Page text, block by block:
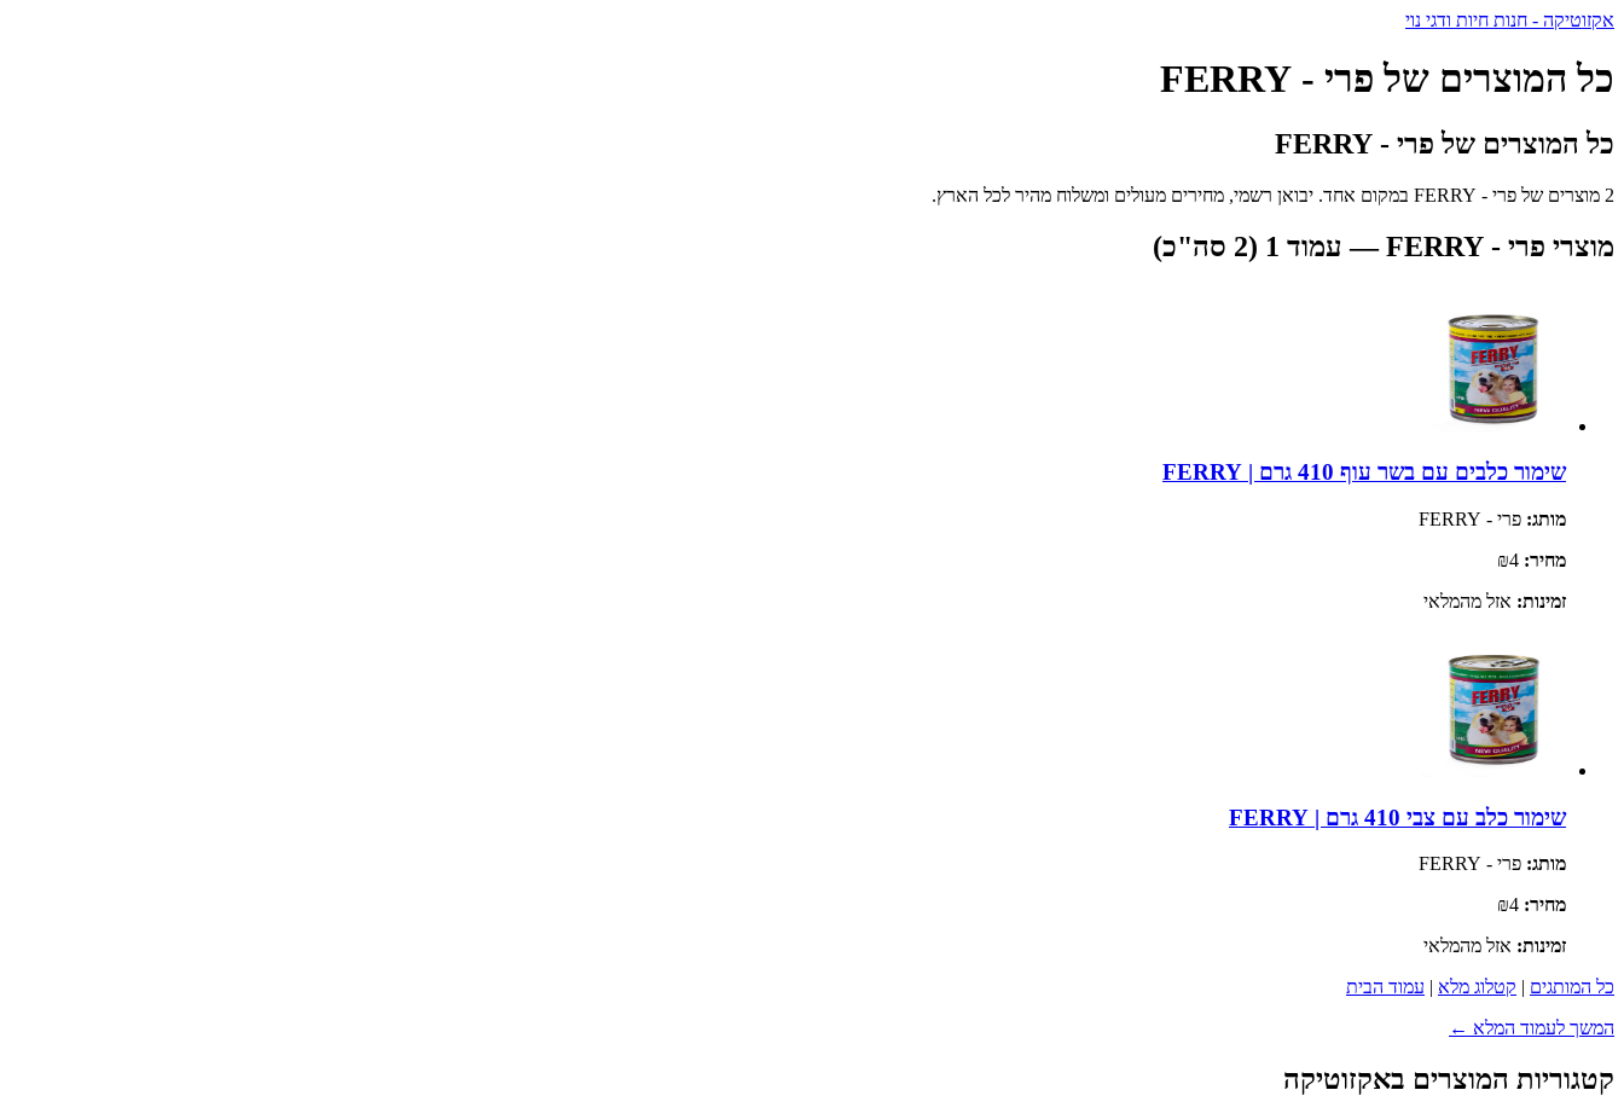
אקזוטיקה - חנות חיות ודגי נוי
כל המוצרים של פרי - FERRY
כל המוצרים של פרי - FERRY
2 מוצרים של פרי - FERRY במקום אחד. יבואן רשמי, מחירים מעולים ומשלוח מהיר לכל הארץ.
מוצרי פרי - FERRY — עמוד 1 (2 סה"כ)
שימור כלבים עם בשר עוף 410 גרם | FERRY
מותג: פרי - FERRY
מחיר:
זמינות: אזל מהמלאי
שימור כלב עם צבי 410 גרם | FERRY
מותג: פרי - FERRY
מחיר:
זמינות: אזל מהמלאי
כל המותגים
קטלוג מלא
עמוד הבית
המשך לעמוד המלא ←
קטגוריות המוצרים באקזוטיקה